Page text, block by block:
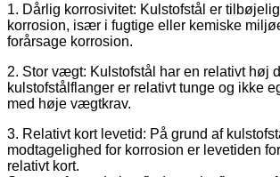
1. Dårlig korrosivitet: Kulstofstål er
korrosion, især i fugtige eller kemiske
forårsage korrosion.
2. Stor vægt: Kulstofstål har en relativt høj
kulstofstålflanger er relativt tunge og ikke
med høje vægtkrav.
3. Relativt kort levetid: På grund af
modtagelighed for korrosion er levetiden
relativt kort.